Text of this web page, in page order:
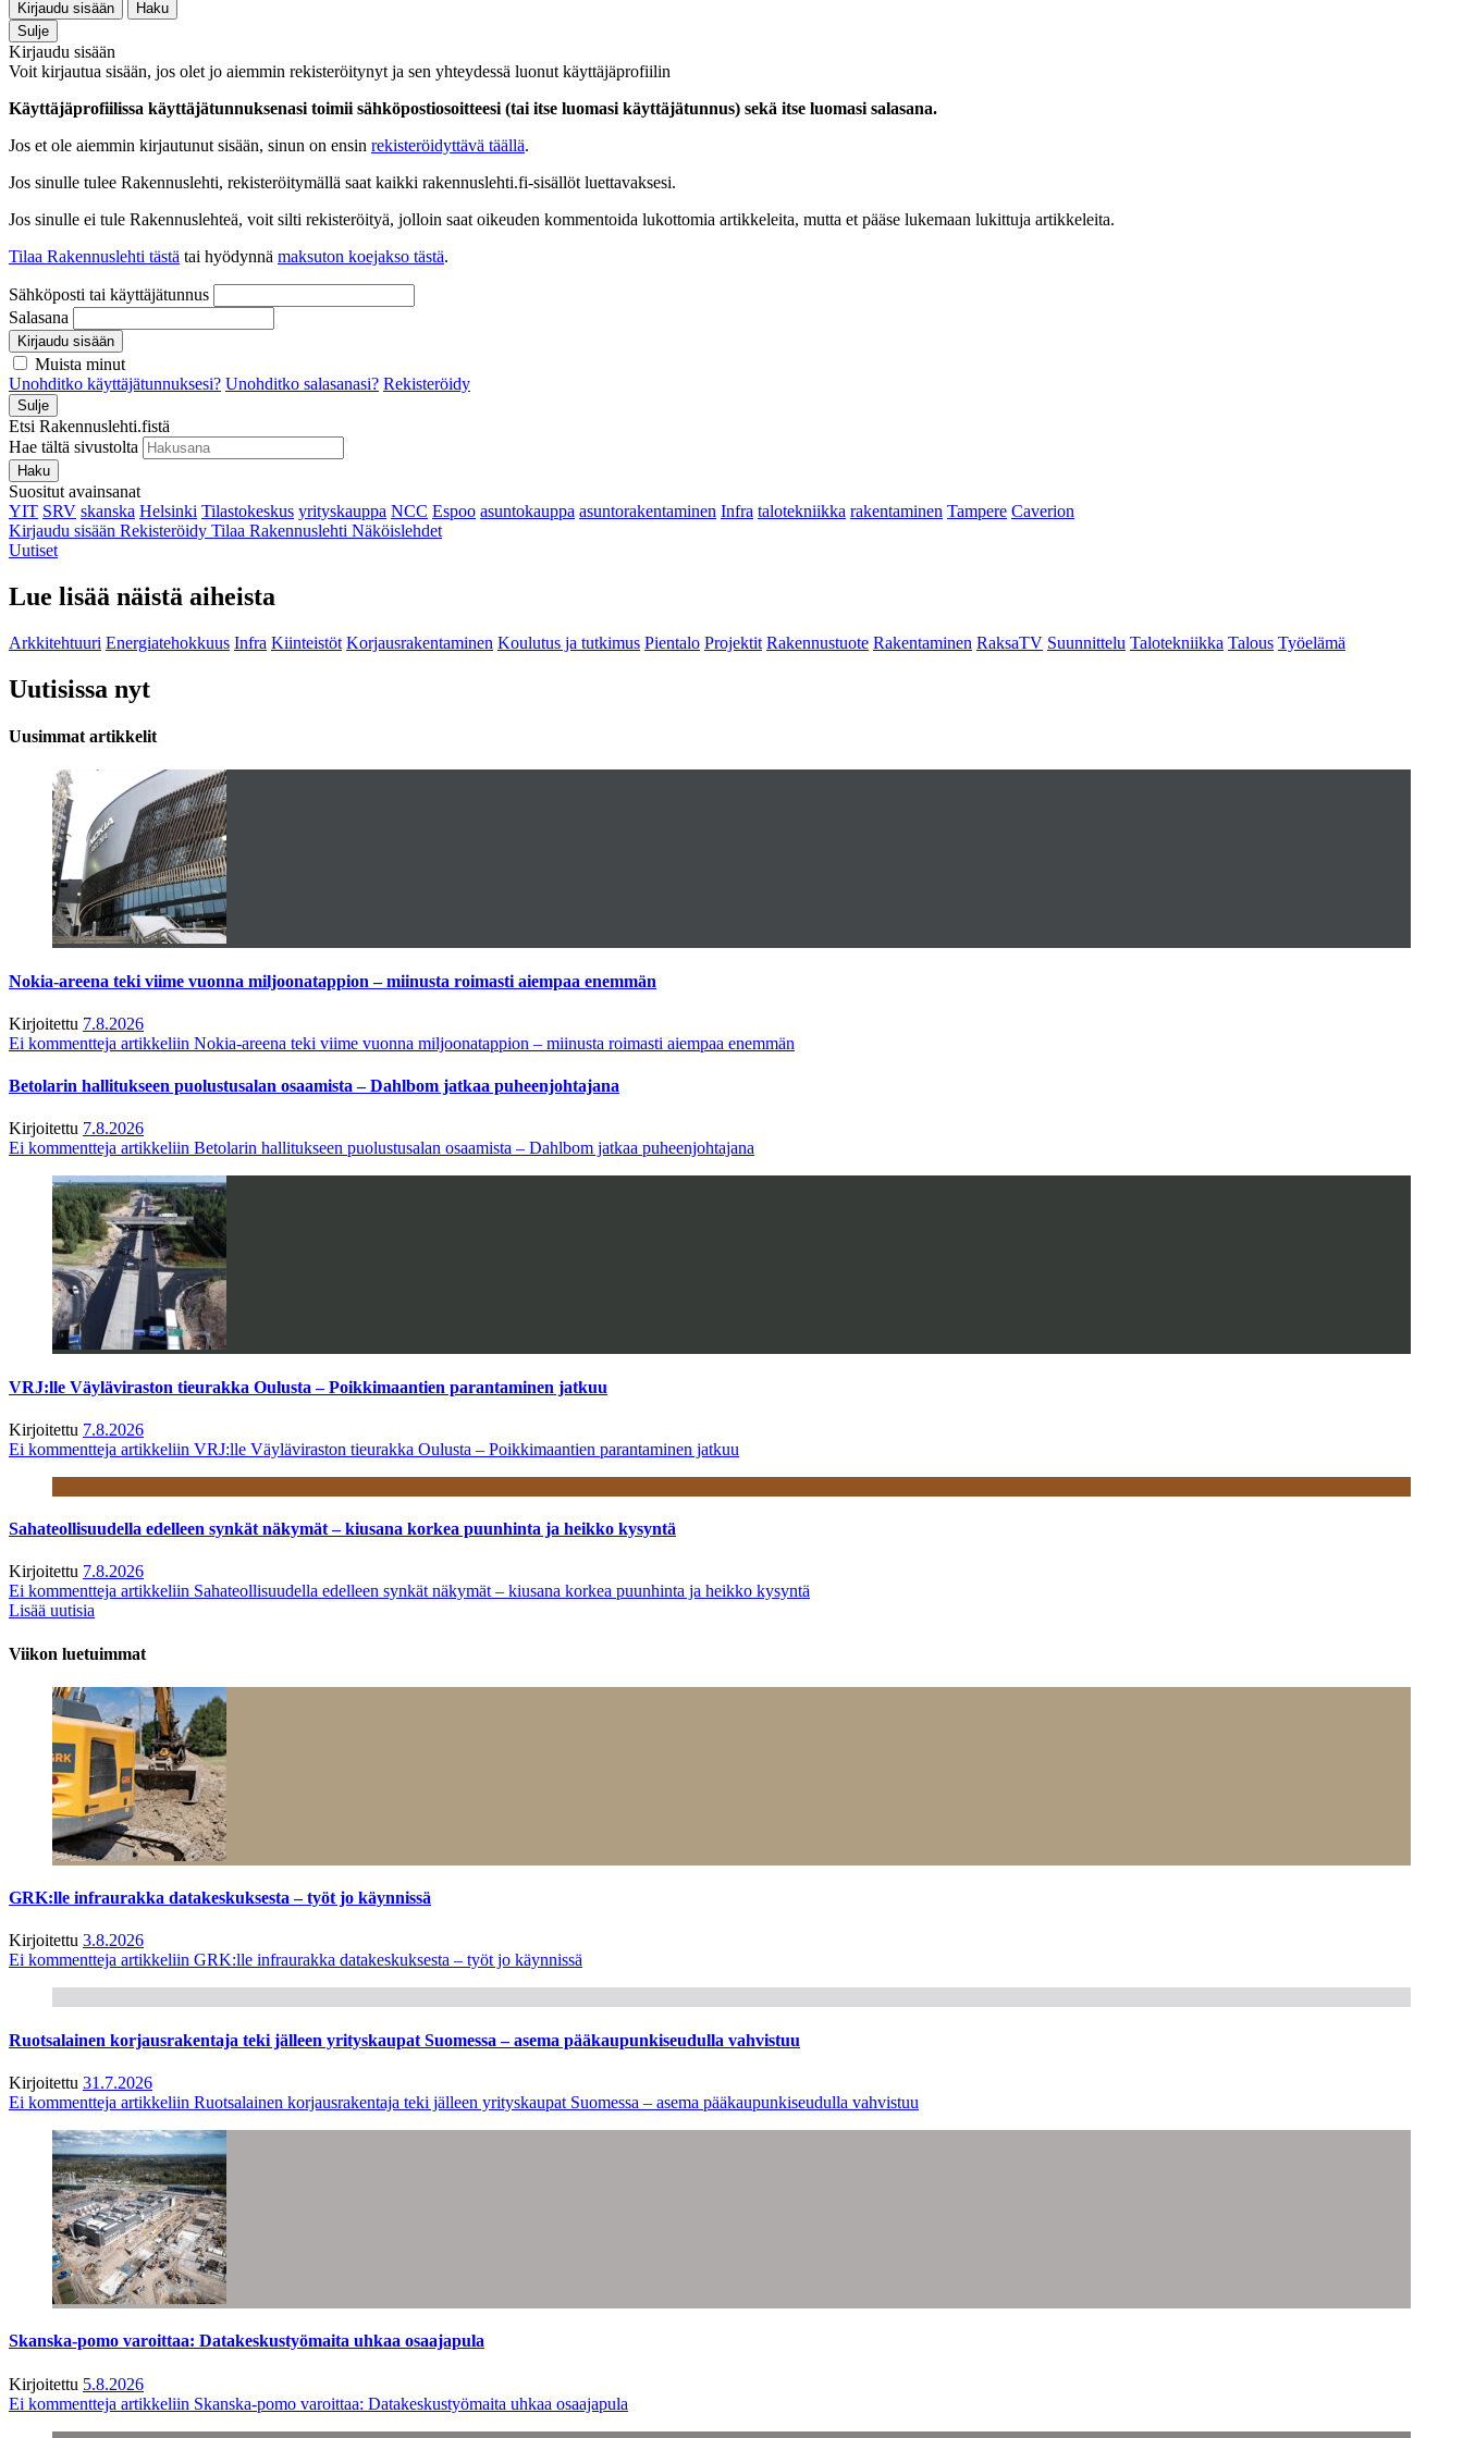
Kirjaudu sisään
Haku
Sulje
Kirjaudu sisään
Voit kirjautua sisään, jos olet jo aiemmin rekisteröitynyt ja sen yhteydessä luonut käyttäjäprofiilin
Käyttäjäprofiilissa käyttäjätunnuksenasi toimii sähköpostiosoitteesi (tai itse luomasi käyttäjätunnus) sekä itse luomasi salasana.
Jos et ole aiemmin kirjautunut sisään, sinun on ensin rekisteröidyttävä täällä.
Jos sinulle tulee Rakennuslehti, rekisteröitymällä saat kaikki rakennuslehti.fi-sisällöt luettavaksesi.
Jos sinulle ei tule Rakennuslehteä, voit silti rekisteröityä, jolloin saat oikeuden kommentoida lukottomia artikkeleita, mutta et pääse lukemaan lukittuja artikkeleita.
Tilaa Rakennuslehti tästä tai hyödynnä maksuton koejakso tästä.
Sähköposti tai käyttäjätunnus
Salasana
Kirjaudu sisään
Muista minut
Unohditko käyttäjätunnuksesi? Unohditko salasanasi? Rekisteröidy
Sulje
Etsi Rakennuslehti.fistä
Hae tältä sivustolta
Haku
Suositut avainsanat
YIT SRV skanska Helsinki Tilastokeskus yrityskauppa NCC Espoo asuntokauppa asuntorakentaminen Infra talotekniikka rakentaminen Tampere Caverion
Kirjaudu sisään Rekisteröidy Tilaa Rakennuslehti Näköislehdet
Uutiset
Lue lisää näistä aiheista
Arkkitehtuuri Energiatehokkuus Infra Kiinteistöt Korjausrakentaminen Koulutus ja tutkimus Pientalo Projektit Rakennustuote Rakentaminen RaksaTV Suunnittelu Talotekniikka Talous Työelämä
Uutisissa nyt
Uusimmat artikkelit
Nokia-areena teki viime vuonna miljoonatappion – miinusta roimasti aiempaa enemmän
Kirjoitettu 7.8.2026
Ei kommentteja artikkeliin Nokia-areena teki viime vuonna miljoonatappion – miinusta roimasti aiempaa enemmän
Betolarin hallitukseen puolustusalan osaamista – Dahlbom jatkaa puheenjohtajana
Kirjoitettu 7.8.2026
Ei kommentteja artikkeliin Betolarin hallitukseen puolustusalan osaamista – Dahlbom jatkaa puheenjohtajana
VRJ:lle Väyläviraston tieurakka Oulusta – Poikkimaantien parantaminen jatkuu
Kirjoitettu 7.8.2026
Ei kommentteja artikkeliin VRJ:lle Väyläviraston tieurakka Oulusta – Poikkimaantien parantaminen jatkuu
Sahateollisuudella edelleen synkät näkymät – kiusana korkea puunhinta ja heikko kysyntä
Kirjoitettu 7.8.2026
Ei kommentteja artikkeliin Sahateollisuudella edelleen synkät näkymät – kiusana korkea puunhinta ja heikko kysyntä
Lisää uutisia
Viikon luetuimmat
GRK:lle infraurakka datakeskuksesta – työt jo käynnissä
Kirjoitettu 3.8.2026
Ei kommentteja artikkeliin GRK:lle infraurakka datakeskuksesta – työt jo käynnissä
Ruotsalainen korjausrakentaja teki jälleen yrityskaupat Suomessa – asema pääkaupunkiseudulla vahvistuu
Kirjoitettu 31.7.2026
Ei kommentteja artikkeliin Ruotsalainen korjausrakentaja teki jälleen yrityskaupat Suomessa – asema pääkaupunkiseudulla vahvistuu
Skanska-pomo varoittaa: Datakeskustyömaita uhkaa osaajapula
Kirjoitettu 5.8.2026
Ei kommentteja artikkeliin Skanska-pomo varoittaa: Datakeskustyömaita uhkaa osaajapula